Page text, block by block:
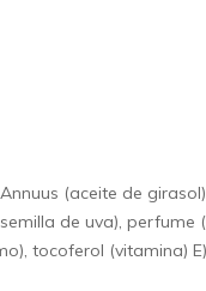
(aceite de
de uva),
tocoferol (vitamina)